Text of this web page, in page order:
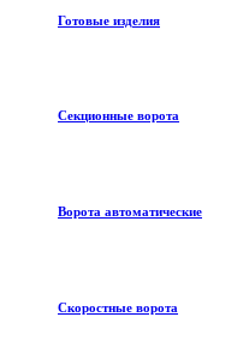
Готовые изделия
Секционные ворота
Ворота автоматические
Скоростные ворота